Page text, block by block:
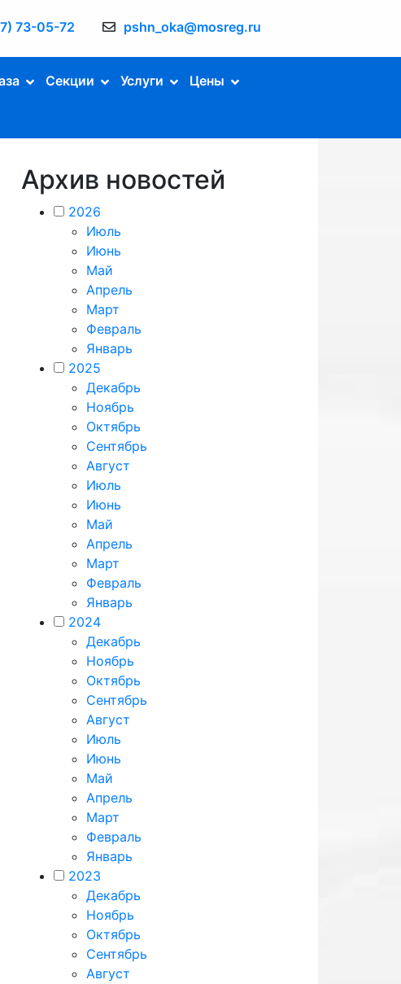
73-05-72 pshn_oka@mosreg.ru
Секции Услуги Цены
Архив новостей
2026
Июль
Июнь
Май
Апрель
Март
Февраль
Январь
2025
Декабрь
Ноябрь
Октябрь
Сентябрь
Август
Июль
Июнь
Май
Апрель
Март
Февраль
Январь
2024
Декабрь
Ноябрь
Октябрь
Сентябрь
Август
Июль
Июнь
Май
Апрель
Март
Февраль
Январь
2023
Декабрь
Ноябрь
Октябрь
Сентябрь
Август